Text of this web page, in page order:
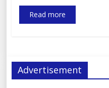
Read more
Advertisement